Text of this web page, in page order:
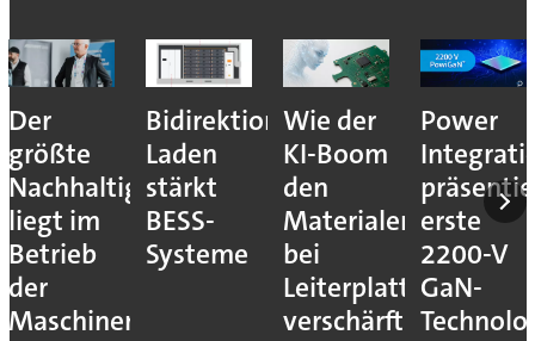
Der
größte
Nachhaltigkeitshebel
liegt im
Betrieb
der
Maschinen
Bidirektionales
Laden
stärkt
BESS-
Systeme
Wie der
KI-Boom
den
Materialengpass
bei
Leiterplatten
verschärft
Power
erste
2200-V
GaN-